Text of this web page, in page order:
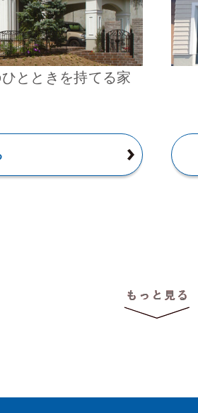
とときを持てる家